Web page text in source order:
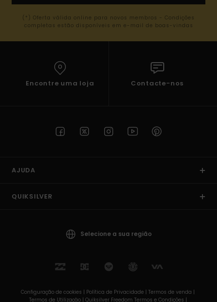
(*) Oferta válida online para novos membros - Condições
completas estão disponíveis em e-mail de boas-vindas
Encontre uma loja Contacte-nos
AJUDA
QUIKSILVER
Selecione a sua região
Configuração de cookies | Política de Privacidade | Termos de venda |
Termos de Utilizaçâo | Quiksilver Freedom Termos e Condições |